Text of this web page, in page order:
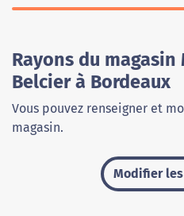
Rayons du magasin
Belcier à Bordeaux
Vous pouvez renseigner et
magasin.
Modifier